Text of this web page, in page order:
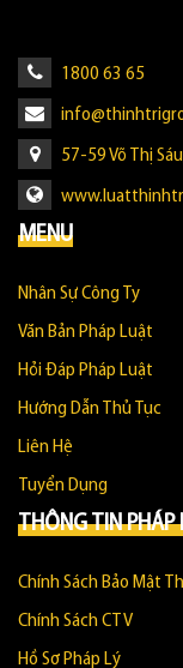
1800 63 65
57-59 Võ Thị
MENU
Nhân Sự Công Ty
Văn Bản Pháp Luật
Hỏi Đáp Pháp Luật
Hướng Dẫn Thủ Tục
Liên Hệ
Tuyển Dụng
THÔNG TIN PHÁP
Chính Sách Bảo Mật
Chính Sách CTV
Hồ Sơ Pháp Lý